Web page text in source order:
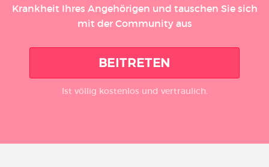
Krankheit Ihres Angehörigen und tauschen Sie sich
mit der Community aus
BEITRETEN
Ist völlig kostenlos und vertraulich.